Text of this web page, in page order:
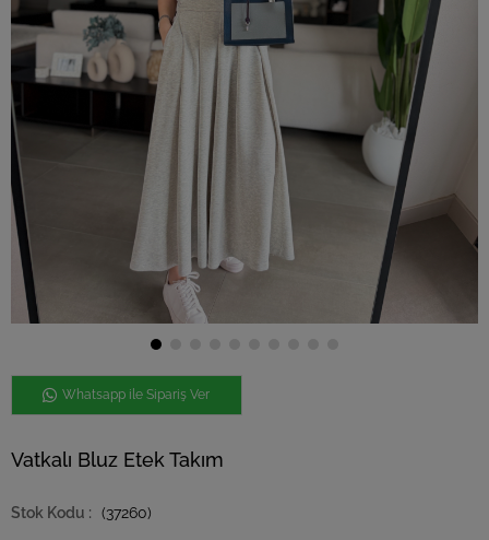
Whatsapp ile Sipariş Ver
Vatkalı Bluz Etek Takım
(37260)